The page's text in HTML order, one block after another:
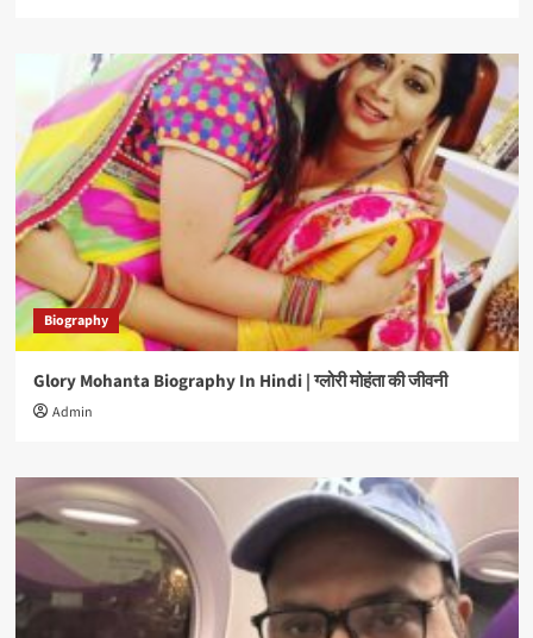
Biography
Glory Mohanta Biography In Hindi | ग्लोरी मोहंता की जीवनी
Admin